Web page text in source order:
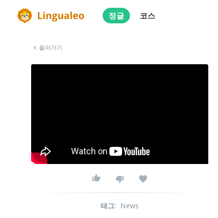
정글 코스
돌아가기
태그: News